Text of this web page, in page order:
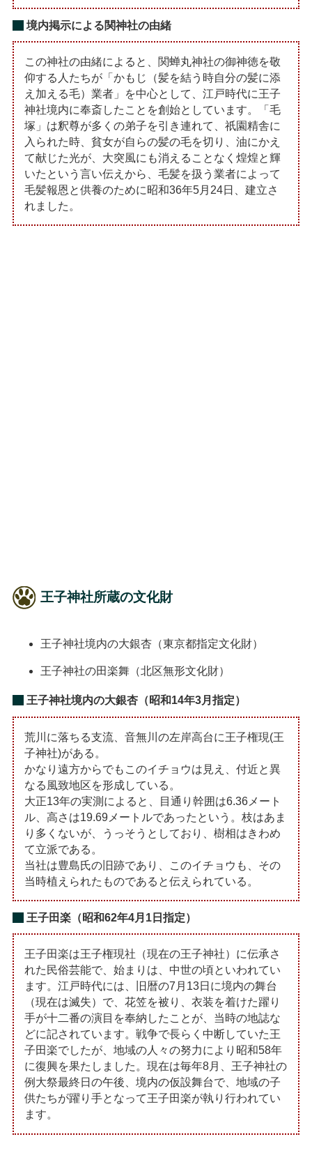
境内掲示による関神社の由緒
この神社の由緒によると、関蝉丸神社の御神徳を敬
仰する人たちが「かもじ（髪を結う時自分の髪に添
え加える毛）業者」を中心として、江戸時代に王子
神社境内に奉斎したことを創始としています。「毛
塚」は釈尊が多くの弟子を引き連れて、祇園精舎に
入られた時、貧女が自らの髪の毛を切り、油にかえ
て献じた光が、大突風にも消えることなく煌煌と輝
いたという言い伝えから、毛髪を扱う業者によって
毛髪報恩と供養のために昭和36年5月24日、建立さ
れました。
王子神社所蔵の文化財
王子神社境内の大銀杏（東京都指定文化財）
王子神社の田楽舞（北区無形文化財）
王子神社境内の大銀杏（昭和14年3月指定）
荒川に落ちる支流、音無川の左岸高台に王子権現(王
子神社)がある。
かなり遠方からでもこのイチョウは見え、付近と異
なる風致地区を形成している。
大正13年の実測によると、目通り幹囲は6.36メート
ル、高さは19.69メートルであったという。枝はあま
り多くないが、うっそうとしており、樹相はきわめ
て立派である。
当社は豊島氏の旧跡であり、このイチョウも、その
当時植えられたものであると伝えられている。
王子田楽（昭和62年4月1日指定）
王子田楽は王子権現社（現在の王子神社）に伝承さ
れた民俗芸能で、始まりは、中世の頃といわれてい
ます。江戸時代には、旧暦の7月13日に境内の舞台
（現在は滅失）で、花笠を被り、衣装を着けた躍り
手が十二番の演目を奉納したことが、当時の地誌な
どに記されています。戦争で長らく中断していた王
子田楽でしたが、地域の人々の努力により昭和58年
に復興を果たしました。現在は毎年8月、王子神社の
例大祭最終日の午後、境内の仮設舞台で、地域の子
供たちが躍り手となって王子田楽が執り行われてい
ます。